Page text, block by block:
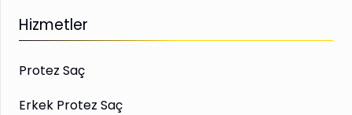
Hizmetler
Protez Saç
Erkek Protez Saç